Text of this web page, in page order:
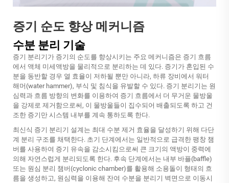
증기 순도 향상 메커니즘
수분 분리 기술
증기 분리기가 증기의 순도를 향상시키는 주요 메커니즘은 증기 흐름
에서 액체 미세액방을 물리적으로 분리하는 데 있다. 증기가 혼입된 수
분을 동반할 경우 열 효율이 저하될 뿐만 아니라, 하류 장비에서 워터
해머(water hammer), 부식 및 침식을 유발할 수 있다. 증기 분리기는 원
심력과 흐름 방향의 변화를 이용하여 증기 흐름에서 더 무거운 물방울
을 강제로 제거함으로써, 이 물방울들이 집수되어 배출되도록 하고 건
조한 증기만 시스템 내부를 계속 통하도록 한다.
최신식 증기 분리기 설계는 최대 수분 제거 효율을 달성하기 위해 다단
계 분리 구조를 채택한다. 초기 단계에서는 일반적으로 급격한 팽창 챔
버를 사용하여 증기 유속을 감소시킴으로써 큰 크기의 액방이 중력에
의해 자연스럽게 분리되도록 한다. 후속 단계에서는 내부 바플(baffle)
또는 원심 분리 챔버(cyclonic chamber)를 활용해 소용돌이 형태의 흐
름을 생성하고, 원심력을 이용해 잔여 수분을 분리기 벽면으로 이동시